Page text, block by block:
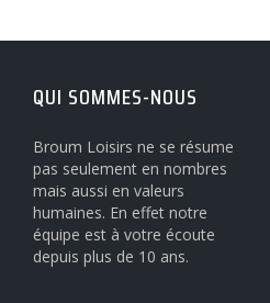
QUI SOMMES-NOUS
Broum Loisirs ne se résume
pas seulement en nombres
mais aussi en valeurs
humaines. En effet notre
équipe est à votre écoute
depuis plus de 10 ans.